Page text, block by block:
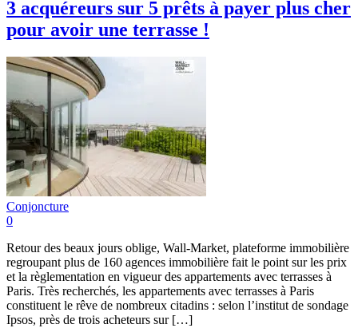
3 acquéreurs sur 5 prêts à payer plus cher
pour avoir une terrasse !
Conjoncture
0
Retour des beaux jours oblige, Wall-Market, plateforme immobilière
regroupant plus de 160 agences immobilière fait le point sur les prix
et la règlementation en vigueur des appartements avec terrasses à
Paris. Très recherchés, les appartements avec terrasses à Paris
constituent le rêve de nombreux citadins : selon l’institut de sondage
Ipsos, près de trois acheteurs sur […]